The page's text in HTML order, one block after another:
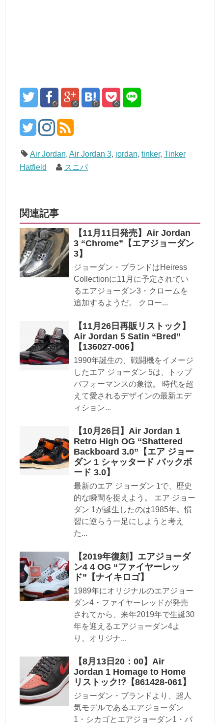
Air Jordan, Air Jordan 3, jordan, tinker, Tinker
Hatfield
スニバ
関連記事
【11月11日発売】Air Jordan
3 “Chrome”【エアジョーダン
3】
ジョーダン・ブランドはHeiress
Collectionに11月に予定されてい
るエアジョーダン3・クロームを
追加するようだ。 クロー...
【11月26日再販リストック】
Air Jordan 5 Satin “Bred”
【136027-006】
1990年誕生の、戦闘機をイメージ
したエア ジョーダン 5は、トップ
パフォーマンスの象徴。 時代を超
えて愛されるデザインの最新エデ
ィション...
【10月26日】Air Jordan 1
Retro High OG “Shattered
Backboard 3.0”【エア ジョー
ダン 1 シャッタード バックボ
ード 3.0】
最新のエア ジョーダン 1で、歴史
的な瞬間を捉えよう。 エア ジョー
ダン 1が誕生したのは1985年。慣
習に逆らう一足にしようと考え
た...
【2019年復刻】エアジョーダ
ン4 4 OG “ファイヤーレッ
ド”【ナイキロゴ】
1989年にオリジナルのエアジョー
ダン4・ファイヤーレッドが発売
されてから、来年2019年で生誕30
年を迎えるエアジョーダン4よ
り、オリジナ...
【8月13日20：00】Air
Jordan 1 Homage to Home
リストック!?【861428-061】
ジョーダン・ブランドより、超人
気モデルであるエアジョーダン
1・シカゴとエアジョーダン1・バ